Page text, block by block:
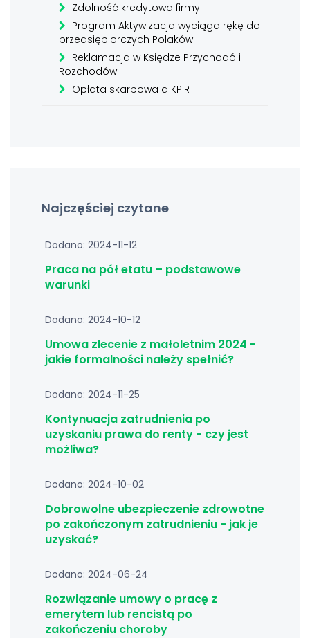
Zdolność kredytowa firmy
Program Aktywizacja wyciąga rękę do
przedsiębiorczych Polaków
Reklamacja w Księdze Przychodó i
Rozchodów
Opłata skarbowa a KPiR
Najczęściej czytane
Dodano: 2024-11-12
Praca na pół etatu – podstawowe
warunki
Dodano: 2024-10-12
Umowa zlecenie z małoletnim 2024 -
jakie formalności należy spełnić?
Dodano: 2024-11-25
Kontynuacja zatrudnienia po
uzyskaniu prawa do renty - czy jest
możliwa?
Dodano: 2024-10-02
Dobrowolne ubezpieczenie zdrowotne
po zakończonym zatrudnieniu - jak je
uzyskać?
Dodano: 2024-06-24
Rozwiązanie umowy o pracę z
emerytem lub rencistą po
zakończeniu choroby